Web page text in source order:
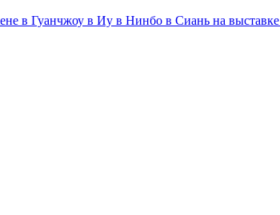
в Гуанчжоу в Иу в Нинбо в Сиань на